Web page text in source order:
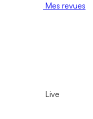
Mes revues
Live